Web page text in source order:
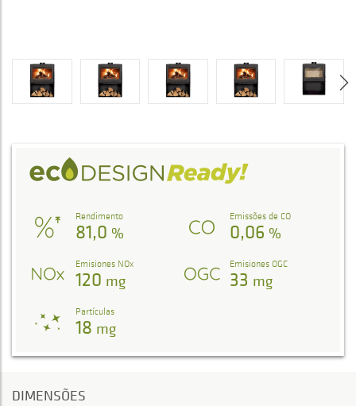
Rendimento
81,0 %
Emissões de CO
0,06 %
Emisiones NOx
120 mg
Emisiones OGC
33 mg
Partículas
18 mg
DIMENSÕES